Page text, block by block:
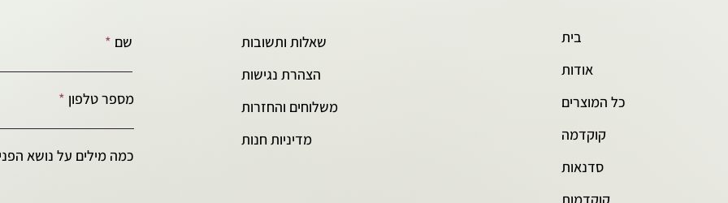
שם
מספר טלפון
כמה מילים על נושא
שאלות ותשובות
הצהרת נגישות
משלוחים והחזרות
מדיניות חנות
בית
אודות
כל המוצרים
קוקדמה
סדנאות
קוקדמות